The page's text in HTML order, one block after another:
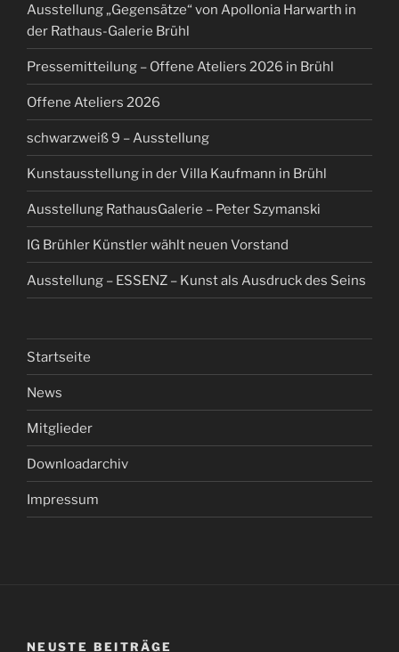
Ausstellung „Gegensätze“ von Apollonia Harwarth in
der Rathaus-Galerie Brühl
Pressemitteilung – Offene Ateliers 2026 in Brühl
Offene Ateliers 2026
schwarzweiß 9 – Ausstellung
Kunstausstellung in der Villa Kaufmann in Brühl
Ausstellung RathausGalerie – Peter Szymanski
IG Brühler Künstler wählt neuen Vorstand
Ausstellung – ESSENZ – Kunst als Ausdruck des Seins
Startseite
News
Mitglieder
Downloadarchiv
Impressum
NEUSTE BEITRÄGE